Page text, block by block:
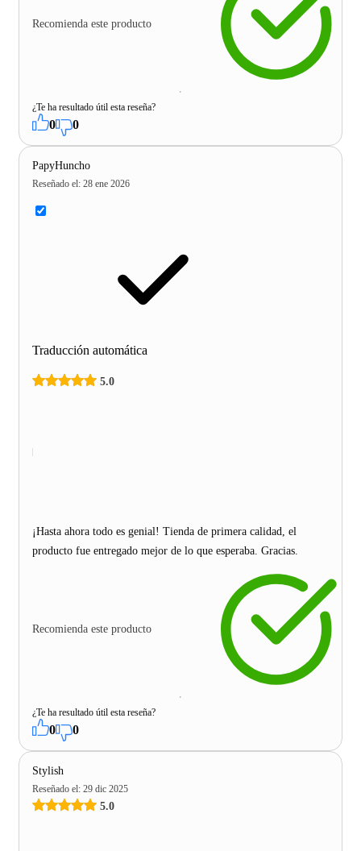
Recomienda este producto
¿Te ha resultado útil esta reseña?
0 0
PapyHuncho
Reseñado el: 28 ene 2026
Traducción automática
5.0
¡Hasta ahora todo es genial! Tienda de primera calidad, el
producto fue entregado mejor de lo que esperaba. Gracias.
Recomienda este producto
¿Te ha resultado útil esta reseña?
0 0
Stylish
Reseñado el: 29 dic 2025
5.0